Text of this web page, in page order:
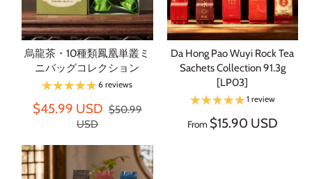
烏龍茶・10種類鳳凰単叢ミ
ニバッグコレクション
6 reviews
$45.99 USD $50.99
USD
Da Hong Pao Wuyi Rock Tea
Sachets Collection 91.3g
[LP03]
1 review
From $15.90 USD